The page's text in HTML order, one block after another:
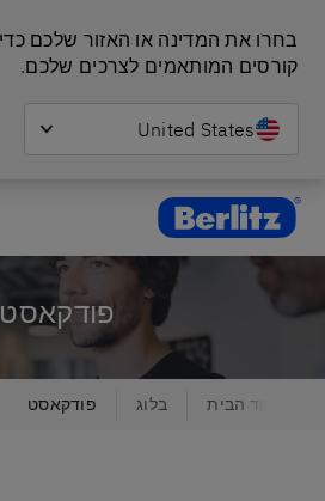
קורסים המותאמים לצרכים שלכם.
United States
Berlitz Israel
פודקאסט
עמוד הבית בלוג פודקאסט